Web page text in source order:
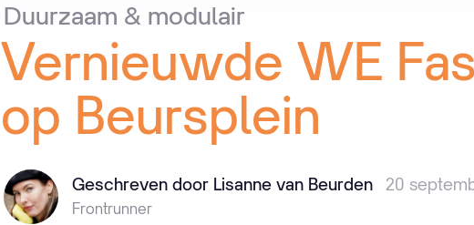
Duurzaam & modulair
Vernieuwde WE
op Beursplein
Geschreven door Lisanne van Beurden 20
Frontrunner